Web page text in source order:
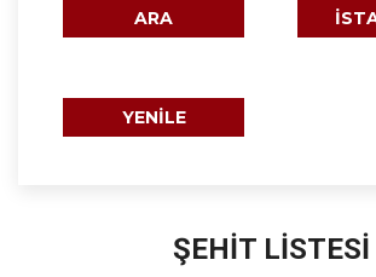
ARA
YENİLE
ŞEHİT LİSTESİ